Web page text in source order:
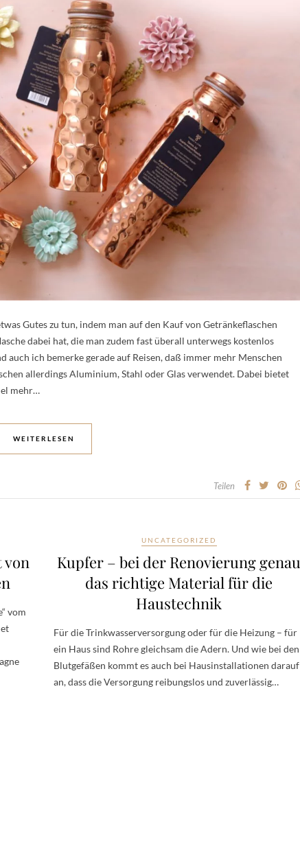
Gutes zu tun, indem man auf den Kauf von Getränkeflaschen
dabei hat, die man zudem fast überall unterwegs kostenlos
auch ich bemerke gerade auf Reisen, daß immer mehr Menschen
allerdings Aluminium, Stahl oder Glas verwendet. Dabei bietet
mehr…
WEITERLESEN
Teilen
von
vom
UNCATEGORIZED
Kupfer – bei der Renovierung genau
das richtige Material für die
Haustechnik
Für die Trinkwasserversorgung oder für die Heizung – für
ein Haus sind Rohre gleichsam die Adern. Und wie bei den
Blutgefäßen kommt es auch bei Hausinstallationen darauf
an, dass die Versorgung reibungslos und zuverlässig…